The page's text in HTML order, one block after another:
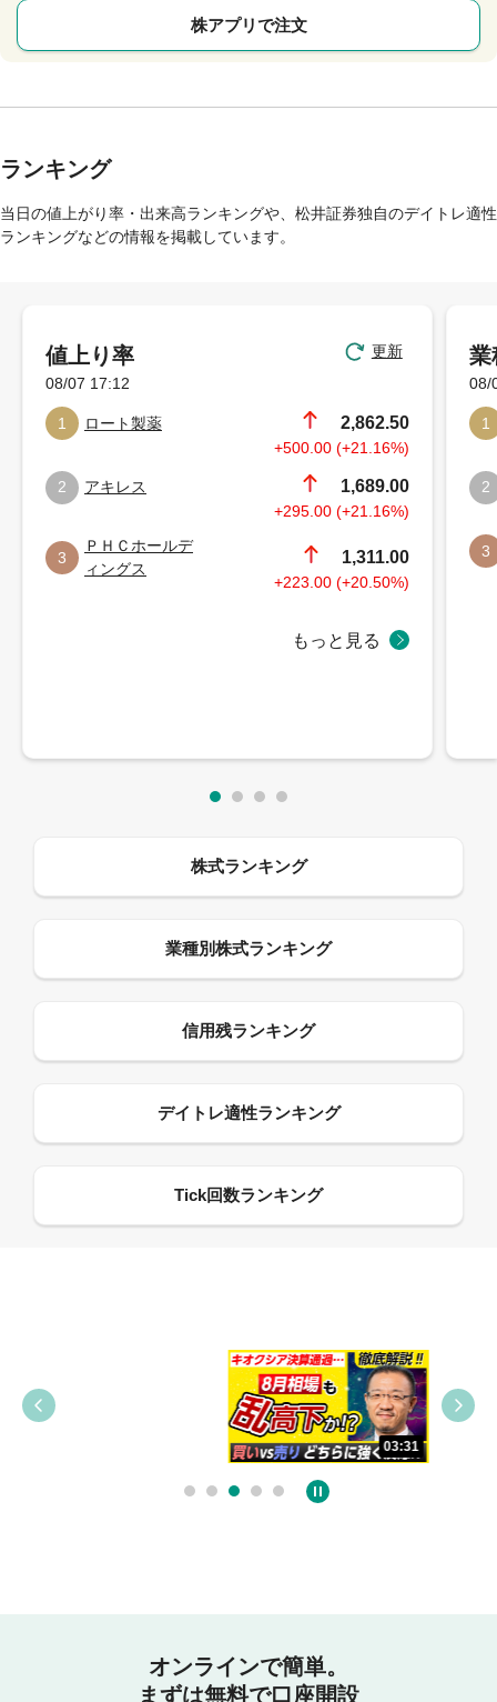
株アプリで注文
ランキング
当日の値上がり率・出来高ランキングや、松井証券独自のデイトレ適性
ランキングなどの情報を掲載しています。
03:31
オンラインで簡単。
まずは無料で口座開設